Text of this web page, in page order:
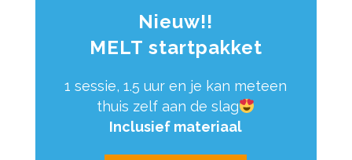
Nieuw!!
MELT startpakket
1 sessie, 1.5 uur en je kan meteen
thuis zelf aan de slag
Inclusief materiaal